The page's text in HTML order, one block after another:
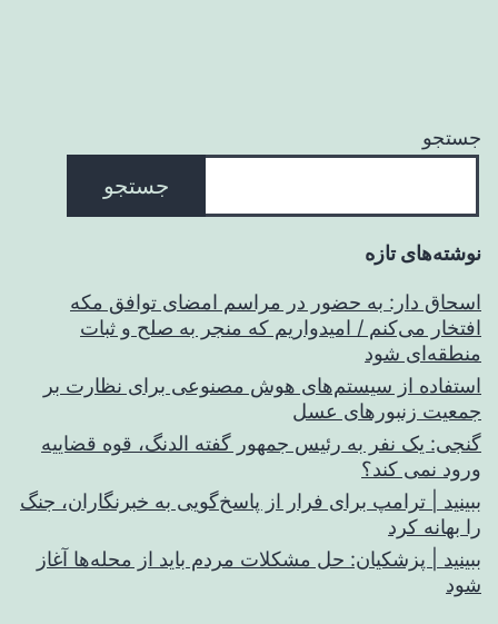
جستجو
جستجو
نوشته‌های تازه
اسحاق‌ دار: به حضور در مراسم امضای توافق مکه
افتخار می‌کنم / امیدواریم که منجر به صلح و ثبات
منطقه‌ای شود
استفاده از سیستم‌های هوش مصنوعی برای نظارت بر
جمعیت زنبورهای عسل
گنجی: یک نفر به رئیس جمهور گفته الدنگ، قوه قضاییه
ورود نمی کند؟
ببینید | ترامپ برای فرار از پاسخ‌گویی به خبرنگاران، جنگ
را بهانه کرد
ببینید | پزشکیان: حل مشکلات مردم باید از محله‌ها آغاز
شود